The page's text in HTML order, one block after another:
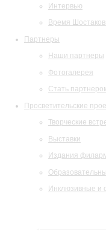
Интервью
Время
Партнеры
Наши партнеры
Фотогалерея
Стать
Просветительские
Творческие
Выставки
Издания
Инклюзивные и